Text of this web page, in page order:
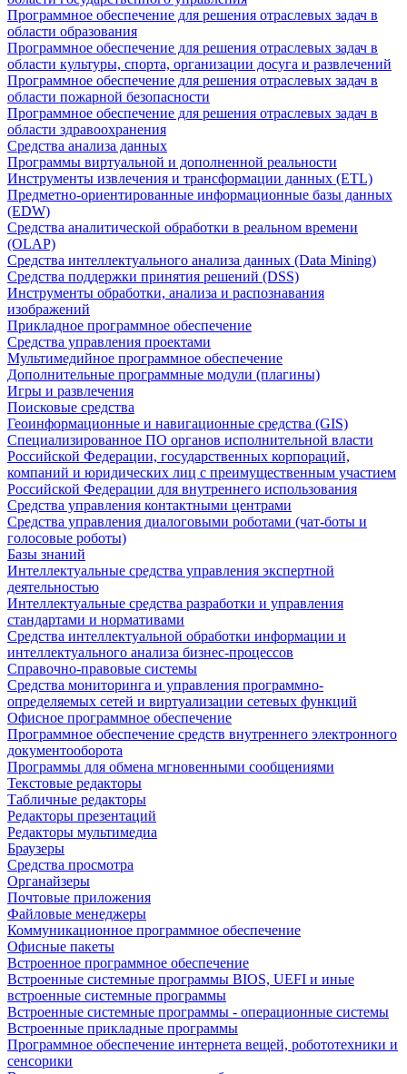
Программное обеспечение для решения отраслевых задач в
области образования
Программное обеспечение для решения отраслевых задач в
области культуры, спорта, организации досуга и развлечений
Программное обеспечение для решения отраслевых задач в
области пожарной безопасности
Программное обеспечение для решения отраслевых задач в
области здравоохранения
Средства анализа данных
Программы виртуальной и дополненной реальности
Инструменты извлечения и трансформации данных (ETL)
Предметно-ориентированные информационные базы данных
(EDW)
Средства аналитической обработки в реальном времени
(OLAP)
Средства интеллектуального анализа данных (Data Mining)
Средства поддержки принятия решений (DSS)
Инструменты обработки, анализа и распознавания
изображений
Прикладное программное обеспечение
Средства управления проектами
Мультимедийное программное обеспечение
Дополнительные программные модули (плагины)
Игры и развлечения
Поисковые средства
Геоинформационные и навигационные средства (GIS)
Специализированное ПО органов исполнительной власти
Российской Федерации, государственных корпораций,
компаний и юридических лиц с преимущественным участием
Российской Федерации для внутреннего использования
Средства управления контактными центрами
Средства управления диалоговыми роботами (чат-боты и
голосовые роботы)
Базы знаний
Интеллектуальные средства управления экспертной
деятельностью
Интеллектуальные средства разработки и управления
стандартами и нормативами
Средства интеллектуальной обработки информации и
интеллектуального анализа бизнес-процессов
Справочно-правовые системы
Средства мониторинга и управления программно-
определяемых сетей и виртуализации сетевых функций
Офисное программное обеспечение
Программное обеспечение средств внутреннего электронного
документооборота
Программы для обмена мгновенными сообщениями
Текстовые редакторы
Табличные редакторы
Редакторы презентаций
Редакторы мультимедиа
Браузеры
Средства просмотра
Органайзеры
Почтовые приложения
Файловые менеджеры
Коммуникационное программное обеспечение
Офисные пакеты
Встроенное программное обеспечение
Встроенные системные программы BIOS, UEFI и иные
встроенные системные программы
Встроенные системные программы - операционные системы
Встроенные прикладные программы
Программное обеспечение интернета вещей, робототехники и
сенсорики